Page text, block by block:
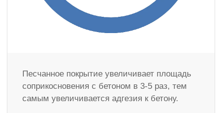
Песчанное покрытие увеличивает площадь
соприкосновения с бетоном в 3-5 раз, тем
самым увеличивается адгезия к бетону.